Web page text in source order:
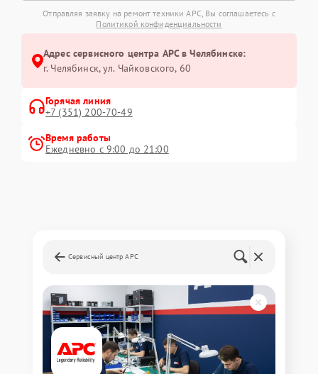
Отправляя заявку на ремонт техники APC, Вы соглашаетесь с
Политикой конфиденциальности
Адрес сервисного центра APC в Челябинске:
г. Челябинск, ул. Чайковского, 60
Горячая линия
+7 (351) 200-70-49
Время работы
Ежедневно с 9:00 до 21:00
Сервисный центр APC